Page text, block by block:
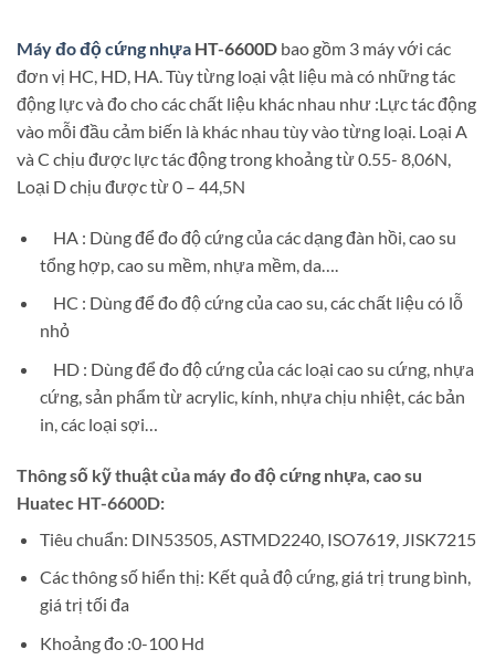
Máy đo độ cứng nhựa HT-6600D bao gồm 3 máy với các
đơn vị HC, HD, HA. Tùy từng loại vật liệu mà có những tác
động lực và đo cho các chất liệu khác nhau như :Lực tác động
vào mỗi đầu cảm biến là khác nhau tùy vào từng loại. Loại A
và C chịu được lực tác động trong khoảng từ 0.55- 8,06N,
Loại D chịu được từ 0 – 44,5N
HA : Dùng để đo độ cứng của các dạng đàn hồi, cao su
tổng hợp, cao su mềm, nhựa mềm, da….
HC : Dùng để đo độ cứng của cao su, các chất liệu có lỗ
nhỏ
HD : Dùng để đo độ cứng của các loại cao su cứng, nhựa
cứng, sản phẩm từ acrylic, kính, nhựa chịu nhiệt, các bản
in, các loại sợi…
Thông số kỹ thuật của máy đo độ cứng nhựa, cao su
Huatec HT-6600D:
Tiêu chuẩn: DIN53505, ASTMD2240, ISO7619, JISK7215
Các thông số hiển thị: Kết quả độ cứng, giá trị trung bình,
giá trị tối đa
Khoảng đo :0-100 Hd